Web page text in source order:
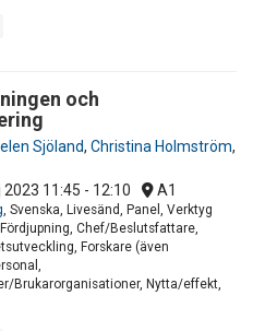
och
Sjöland, Christina Holmström,
2023 11:45 - 12:10 A1
, Svenska, Livesänd, Panel, Verktyg
Chef/Beslutsfattare,
Forskare (även
Brukarorganisationer, Nytta/effekt,